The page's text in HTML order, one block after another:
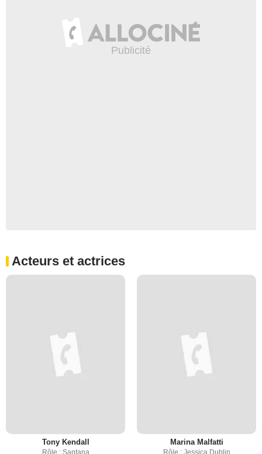
Acteurs et actrices
Tony Kendall
Rôle : Santana
Marina Malfatti
Rôle : Jessica Dublin